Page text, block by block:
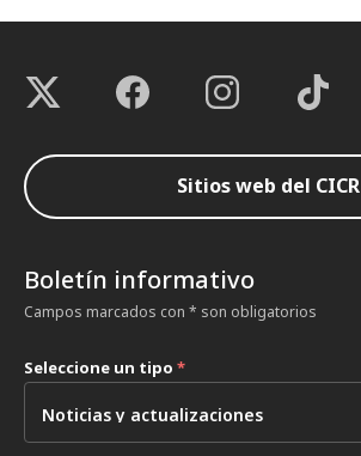
Sitios web del CICR
Boletín informativo
Campos marcados con * son obligatorios
Seleccione un tipo *